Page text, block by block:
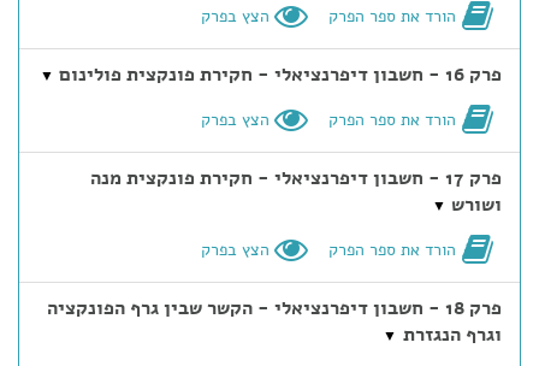
הורד את ספר הפרק הצץ בפרק
פרק 16 - חשבון דיפרנציאלי - חקירת פונקצית פולינום ▼
הורד את ספר הפרק הצץ בפרק
פרק 17 - חשבון דיפרנציאלי - חקירת פונקצית מנה
ושורש ▼
הורד את ספר הפרק הצץ בפרק
פרק 18 - חשבון דיפרנציאלי - הקשר שבין גרף הפונקציה
וגרף הנגזרת ▼